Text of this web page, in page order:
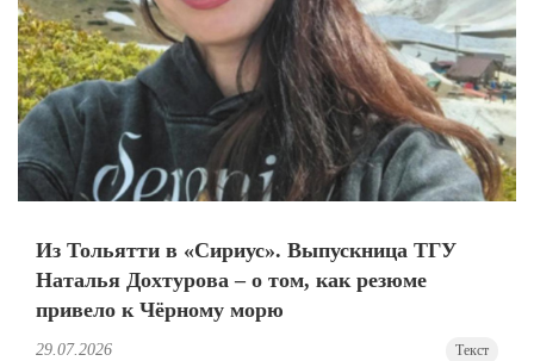
Из Тольятти в «Сириус». Выпускница ТГУ
Наталья Дохтурова – о том, как резюме
привело к Чёрному морю
29.07.2026 Текст